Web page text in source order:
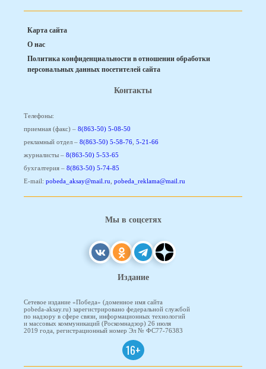
Карта сайта
О нас
Политика конфиденциальности в отношении обработки
персональных данных посетителей сайта
Контакты
Телефоны:
приемная (факс) – 8(863-50) 5-08-50
рекламный отдел – 8(863-50) 5-58-76 5-21-66
журналисты – 8(863-50) 5-53-65
бухгалтерия – 8(863-50) 5-74-85
E-mail: pobeda_aksay@mail.ru pobeda_reklama@mail.ru
Мы в соцсетях
Издание
Сетевое издание «Победа» (доменное имя сайта
pobeda-aksay.ru) зарегистрировано федеральной службой
по надзору в сфере связи, информационных технологий
и массовых коммуникаций (Роскомнадзор) 26 июля
2019 года, регистрационный номер Эл № ФС77-76383
16+